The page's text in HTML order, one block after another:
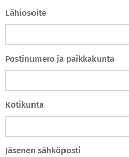
Lähiosoite
Postinumero ja paikkakunta
Kotikunta
Jäsenen sähköposti